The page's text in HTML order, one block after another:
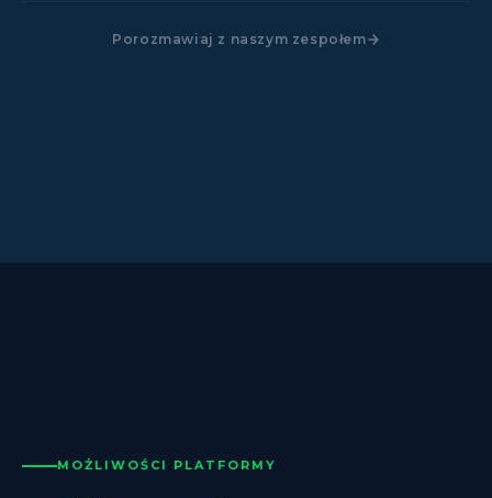
Porozmawiaj z naszym zespołem
MOŻLIWOŚCI PLATFORMY